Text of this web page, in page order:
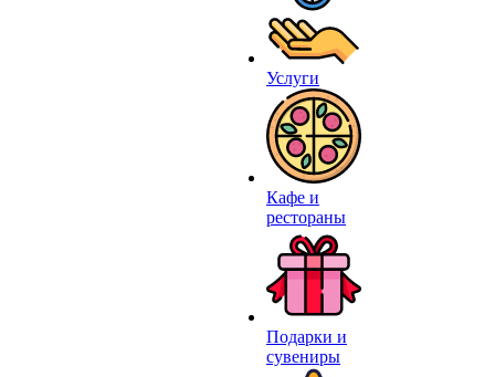
Услуги
Кафе и
рестораны
Подарки и
сувениры